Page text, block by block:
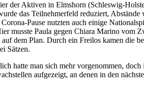
der Aktiven in Elmshorn (Schleswig-
das Teilnehmerfeld reduziert,
Pause nutzten auch einige
musste Paula gegen Chiara Marino
dem Plan. Durch ein Freilos kamen
Sätzen.
hatte man sich mehr vorgenommen,
aufgezeigt, an denen in den